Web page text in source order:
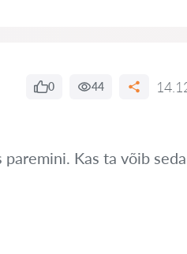
0 44
Kas ta võib seda